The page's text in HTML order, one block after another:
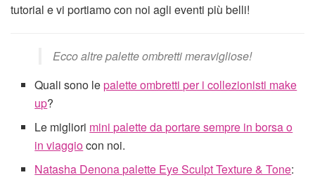
tutorial e vi portiamo con noi agli eventi più belli!
Ecco altre palette ombretti meravigliose!
Quali sono lepalette ombretti per i collezionisti make
up?
Le migliori mini palette da portare sempre in borsa o
in viaggiocon noi.
Natasha Denona palette Eye Sculpt Texture & Tone: